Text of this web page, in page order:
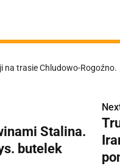
na trasie Chludowo-Rogoźno.
Stalina.
butelek